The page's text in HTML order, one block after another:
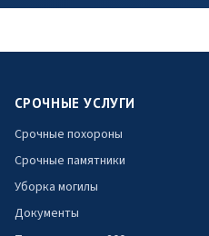
СРОЧНЫЕ УСЛУГИ
Срочные похороны
Срочные памятники
Уборка могилы
Документы